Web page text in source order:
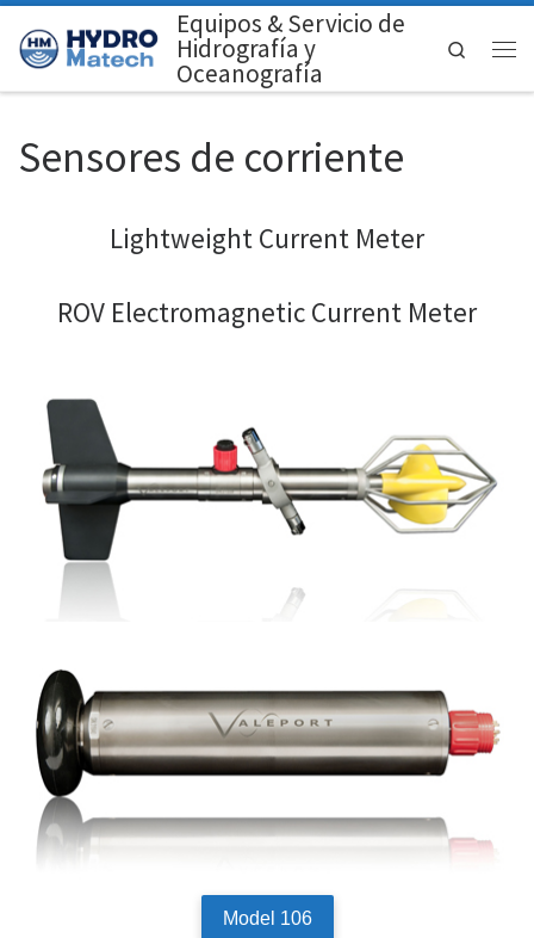
Saltar al contenido Equipos & Servicio de
Hidrografía y
Oceanografía
Search
Sensores de corriente
Lightweight Current Meter
ROV Electromagnetic Current Meter
Model 106